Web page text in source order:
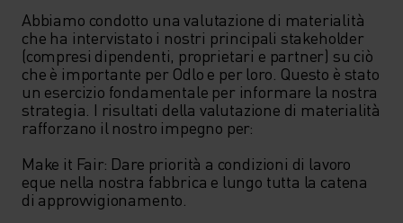
Abbiamo condotto una valutazione di materialità
che ha intervistato i nostri principali stakeholder
(compresi dipendenti, proprietari e partner) su ciò
che è importante per Odlo e per loro. Questo è stato
un esercizio fondamentale per informare la nostra
strategia. I risultati della valutazione di materialità
rafforzano il nostro impegno per:
Make it Fair: Dare priorità a condizioni di lavoro
eque nella nostra fabbrica e lungo tutta la catena
di approvvigionamento.